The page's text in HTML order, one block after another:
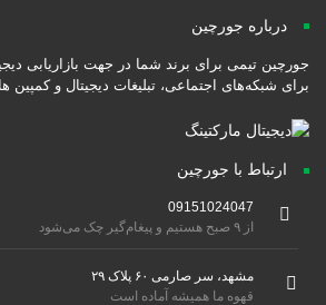
درباره جورچین
جورچین تیمی برای برند شما در جهت بازاریابی
برای شبکه‌های اجتماعی، تبلیغات دیجیتال و کمپین
ارتباط با جورچین
09151024047
مشهد، سر صارمی ۶۰ پلاک ۲۹
قهوه ما همیشه آماده است